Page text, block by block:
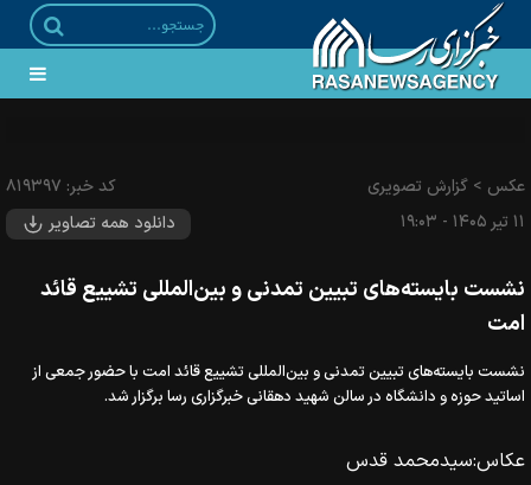
عکس > گزارش تصویری
۱۱ تير ۱۴۰۵ - ۱۹:۰۳
کد خبر: ۸۱۹۳۹۷
دانلود همه تصاویر
نشست بایسته‌های تبیین تمدنی و بین‌المللی تشییع قائد
امت
نشست بایسته‌های تبیین تمدنی و بین‌المللی تشییع قائد امت با حضور جمعی از
اساتید حوزه و دانشگاه در سالن شهید دهقانی خبرگزاری رسا برگزار شد.
عکاس:سیدمحمد قدس